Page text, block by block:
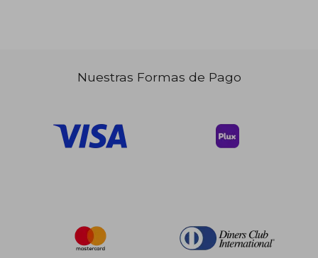
Nuestras Formas de Pago